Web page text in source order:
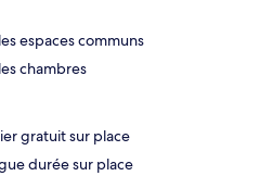
espaces communs
chambres
gratuit sur place
durée sur place